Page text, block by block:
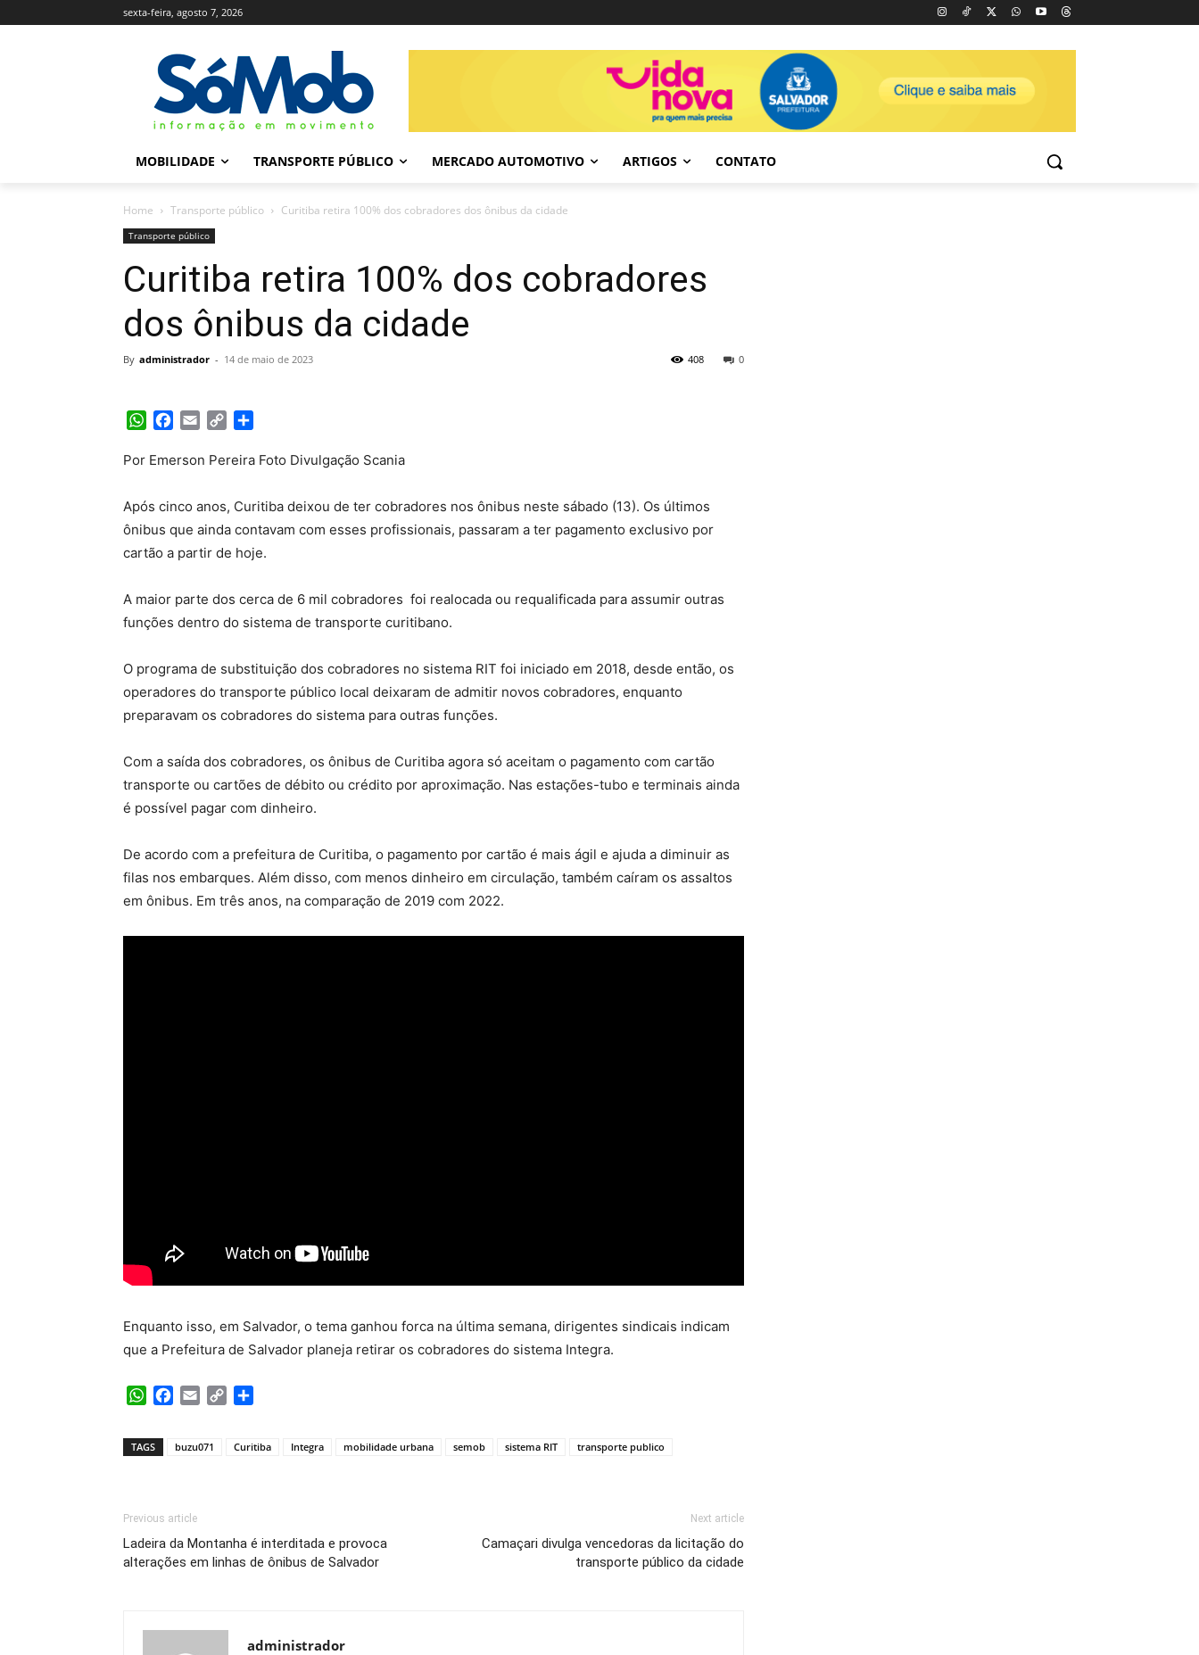
sexta-feira, agosto 7, 2026
MOBILIDADE TRANSPORTE PÚBLICO MERCADO AUTOMOTIVO ARTIGOS CONTATO
Home Transporte público Curitiba retira 100% dos cobradores dos ônibus da cidade
Transporte público
Curitiba retira 100% dos cobradores
dos ônibus da cidade
By administrador - 14 de maio de 2023 0
408
WhatsApp
Facebook
Email Copy
Por Emerson Pereira Foto Divulgação Scania
Após cinco anos, Curitiba deixou de ter cobradores nos ônibus neste sábado (13). Os últimos
ônibus que ainda contavam com esses profissionais, passaram a ter pagamento exclusivo por
cartão a partir de hoje.
A maior parte dos cerca de 6 mil cobradores foi realocada ou requalificada para assumir outras
funções dentro do sistema de transporte curitibano.
O programa de substituição dos cobradores no sistema RIT foi iniciado em 2018, desde então, os
operadores do transporte público local deixaram de admitir novos cobradores, enquanto
preparavam os cobradores do sistema para outras funções.
Com a saída dos cobradores, os ônibus de Curitiba agora só aceitam o pagamento com cartão
transporte ou cartões de débito ou crédito por aproximação. Nas estações-tubo e terminais ainda
é possível pagar com dinheiro.
De acordo com a prefeitura de Curitiba, o pagamento por cartão é mais ágil e ajuda a diminuir as
filas nos embarques. Além disso, com menos dinheiro em circulação, também caíram os assaltos
em ônibus. Em três anos, na comparação de 2019 com 2022.
Enquanto isso, em Salvador, o tema ganhou forca na última semana, dirigentes sindicais indicam
que a Prefeitura de Salvador planeja retirar os cobradores do sistema Integra.
WhatsApp
Facebook
Email Copy
TAGS buzu071 Curitiba Integra mobilidade urbana semob sistema RIT transporte publico
Previous article
Ladeira da Montanha é interditada e provoca
alterações em linhas de ônibus de Salvador
Next article
Camaçari divulga vencedoras da licitação do
transporte público da cidade
administrador